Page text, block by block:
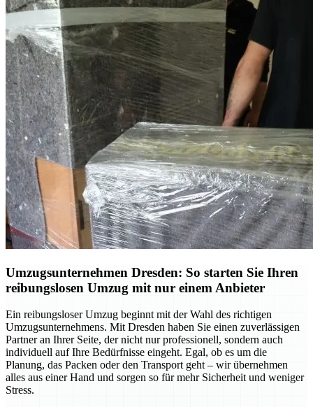
Umzugsunternehmen Dresden: So starten Sie Ihren
reibungslosen Umzug mit nur einem Anbieter
Ein reibungsloser Umzug beginnt mit der Wahl des richtigen
Umzugsunternehmens. Mit Dresden haben Sie einen zuverlässigen
Partner an Ihrer Seite, der nicht nur professionell, sondern auch
individuell auf Ihre Bedürfnisse eingeht. Egal, ob es um die
Planung, das Packen oder den Transport geht – wir übernehmen
alles aus einer Hand und sorgen so für mehr Sicherheit und weniger
Stress.